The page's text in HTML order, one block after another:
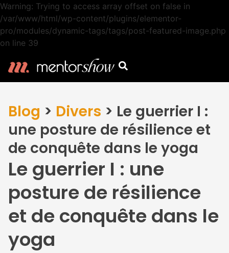
Warning: Trying to access array offset on false in
/var/www/html/wp-content/plugins/elementor-
pro/modules/dynamic-tags/tags/post-featured-image.php
on line 39
Blog > Divers > Le guerrier I :
une posture de résilience et
de conquête dans le yoga
Le guerrier I : une
posture de résilience
et de conquête dans le
yoga